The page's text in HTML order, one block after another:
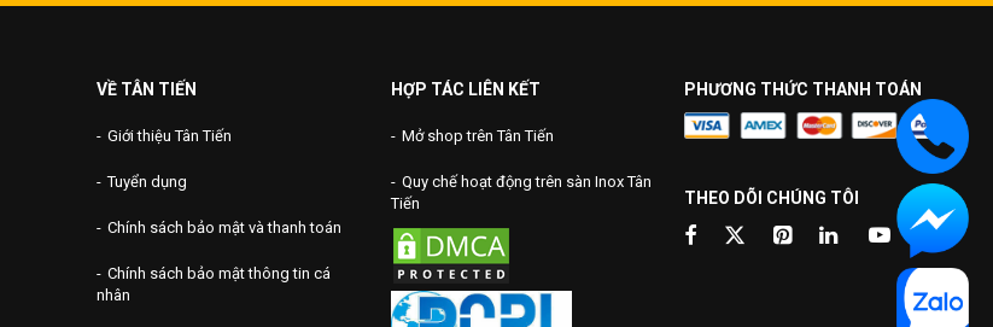
VỀ TÂN TIẾN
Giới thiệu Tân Tiến
Tuyển dụng
Chính sách bảo mật và thanh toán
Chính sách bảo mật thông tin cá
nhân
HỢP TÁC LIÊN KẾT
Mở shop trên Tân Tiến
Quy chế hoạt động trên sàn Inox Tân
Tiến
PHƯƠNG THỨC THANH TOÁN
THEO DÕI CHÚNG TÔI